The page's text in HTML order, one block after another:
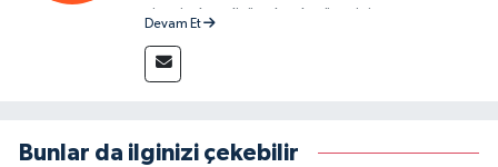
sitesinde editör olarak görevini
Devam Et
Bunlar da ilginizi çekebilir